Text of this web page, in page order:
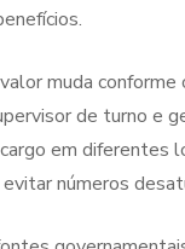
muda conforme
de turno e
em diferentes
números